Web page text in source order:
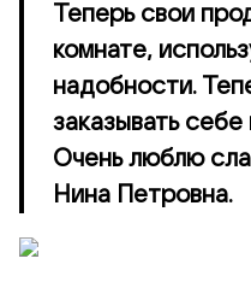
Теперь свои
комнате,
надобности.
заказывать
Очень люблю
Нина Петровна.